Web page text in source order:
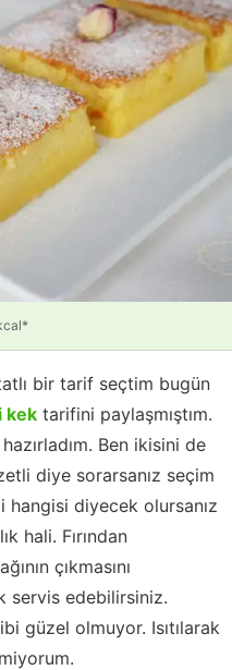
bir tarif seçtim bugün
kek tarifini paylaşmıştım.
Ben ikisini de
diye sorarsanız seçim
diyecek olursanız
hali. Fırından
çıkmasını
servis edebilirsiniz.
güzel olmuyor. Isıtılarak